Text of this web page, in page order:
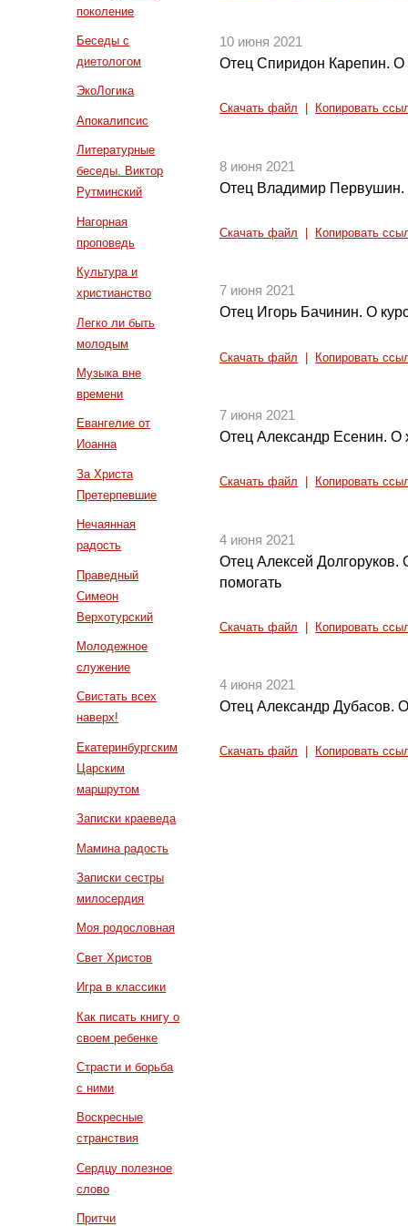
поколение
Беседы с
диетологом
ЭкоЛогика
Апокалипсис
Литературные
беседы. Виктор
Рутминский
Нагорная
проповедь
Культура и
христианство
Легко ли быть
молодым
Музыка вне
времени
Евангелие от
Иоанна
За Христа
Претерпевшие
Нечаянная
радость
Праведный
Симеон
Верхотурский
Молодежное
служение
Свистать всех
наверх!
Екатеринбургским
Царским
маршрутом
Записки краеведа
Мамина радость
Записки сестры
милосердия
Моя родословная
Свет Христов
Игра в классики
Как писать книгу о
своем ребенке
Страсти и борьба
с ними
Воскресные
странствия
Сердцу полезное
слово
Притчи
10 июня 2021
Отец Спиридон Карепин. О
Скачать файл Копировать
8 июня 2021
Отец Владимир Первушин.
Скачать файл Копировать
7 июня 2021
Отец Игорь Бачинин. О
Скачать файл Копировать
7 июня 2021
Отец Александр Есенин. О
Скачать файл Копировать
4 июня 2021
Отец Алексей
помогать
Скачать файл Копировать
4 июня 2021
Отец Александр Дубасов.
Скачать файл Копировать